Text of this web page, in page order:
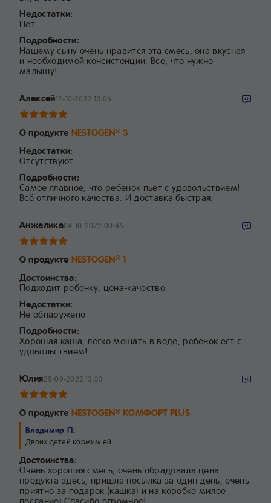
Недостатки:
Нет
Подробности:
Нашему сыну очень нравится эта смесь, она вкусная
и необходимой консистенции. Все, что нужно
малышу!
Алексей12-10-2022 13:06
О продукте NESTOGEN®3
Недостатки:
Отсутствуют
Подробности:
Самое главное, что ребенок пьет с удовольствием!
Всё отличного качества. И доставка быстрая.
Анжелика04-10-2022 00:46
О продукте NESTOGEN®1
Достоинства:
Подходит ребенку, цена-качество
Недостатки:
Не обнаружено
Подробности:
Хорошая каша, легко мешать в воде, ребенок ест с
удовольствием!
Юлия28-09-2022 13:33
О продукте NESTOGEN®КОМФОРТ PLUS
Владимир П.
Двоих детей кормим ей
Достоинства:
Очень хорошая смесь, очень обрадовала цена
продукта здесь, пришла посылка за один день, очень
приятно за подарок (кашка) и на коробке милое